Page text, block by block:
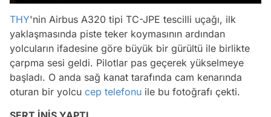
THY'nin Airbus A320 tipi TC-JPE tescilli uçağı, ilk
yaklaşmasında piste teker koymasının ardından
yolcuların ifadesine göre büyük bir gürültü ile birlikte
çarpma sesi geldi. Pilotlar pas geçerek yükselmeye
başladı. O anda sağ kanat tarafında cam kenarında
oturan bir yolcu cep telefonu ile bu fotoğrafı çekti.